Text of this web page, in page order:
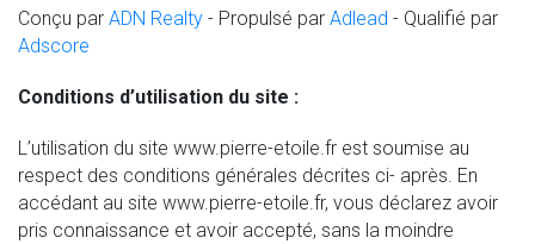
Conçu par ADN Realty - Propulsé par Adlead - Qualifié par
Adscore
Conditions d’utilisation du site :
L’utilisation du site www.pierre-etoile.fr est soumise au
respect des conditions générales décrites ci- après. En
accédant au site www.pierre-etoile.fr, vous déclarez avoir
pris connaissance et avoir accepté, sans la moindre